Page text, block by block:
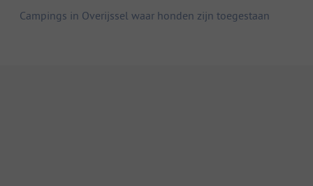
Campings in Overijssel waar honden zijn toegestaan